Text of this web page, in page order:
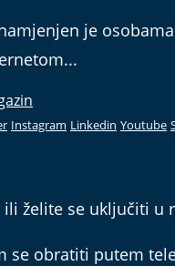
je
Instagram Linkedin Youtube
želite se uključiti u
se obratiti putem